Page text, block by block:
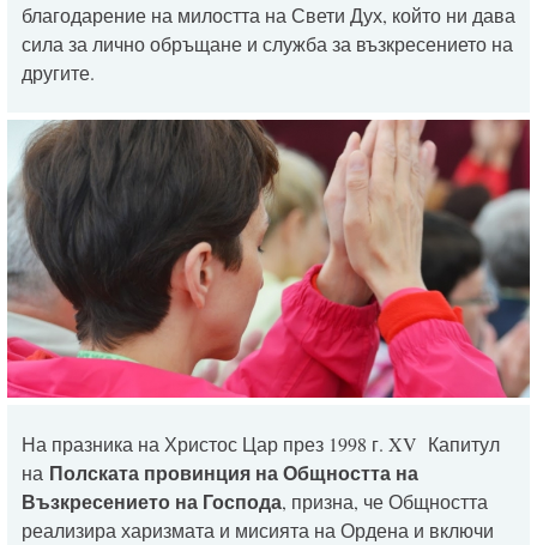
благодарение на милостта на Свети Дух, който ни дава
сила за лично обръщане и служба за възкресението на
другите.
На празника на Христос Цар през 1998 г. XV Капитул
на Полската провинция на Общността на
Възкресението на Господа, призна, че Общността
реализира харизмата и мисията на Ордена и включи